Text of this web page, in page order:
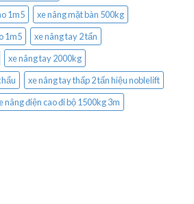
1m5
xe nâng mặt bàn 500kg
1m5
xe nâng tay 2 tấn
xe nâng tay 2000kg
xe nâng tay thấp 2 tấn hiệu noblelift
nâng điện cao đi bộ 1500kg 3m